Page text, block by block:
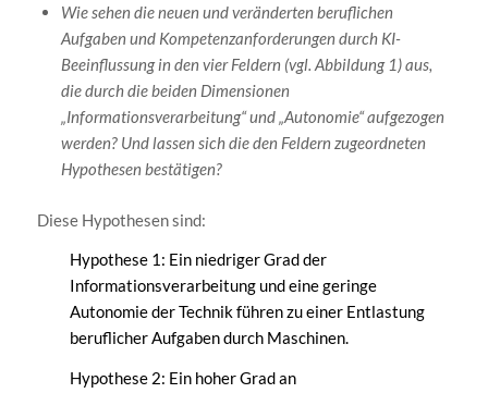
Wie sehen die neuen und veränderten beruflichen
Aufgaben und Kompetenzanforderungen durch KI-
Beeinflussung in den vier Feldern (vgl. Abbildung 1) aus,
die durch die beiden Dimensionen
„Informationsverarbeitung“ und „Autonomie“ aufgezogen
werden? Und lassen sich die den Feldern zugeordneten
Hypothesen bestätigen?
Diese Hypothesen sind:
Hypothese 1: Ein niedriger Grad der
Informationsverarbeitung und eine geringe
Autonomie der Technik führen zu einer Entlastung
beruflicher Aufgaben durch Maschinen.
Hypothese 2: Ein hoher Grad an